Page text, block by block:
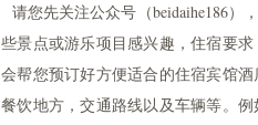
请您先关注公众号（beidaihe186）
些景点或游乐项目感兴趣，住宿要
会帮您预订好方便适合的住宿宾馆
餐饮地方，交通路线以及车辆等。